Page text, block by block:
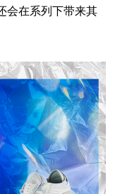
会在系列下带来其